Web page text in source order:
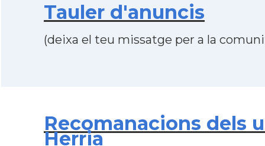
Tauler d'anuncis
(deixa el teu missatge per a la
Recomanacions dels
Herria